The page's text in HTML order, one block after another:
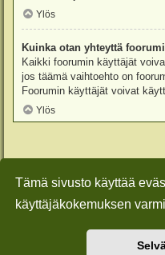
Tämä sivusto käyttää
käyttäjäkokemuksen
Ylös
Kuinka otan yhteyttä
Kaikki foorumin käyttäjät
jos täämä vaihtoehto on
Foorumin käyttäjät voivat
Ylös
Etusivu Viesti
Keskustelufoorumin ohjelmistophpBB